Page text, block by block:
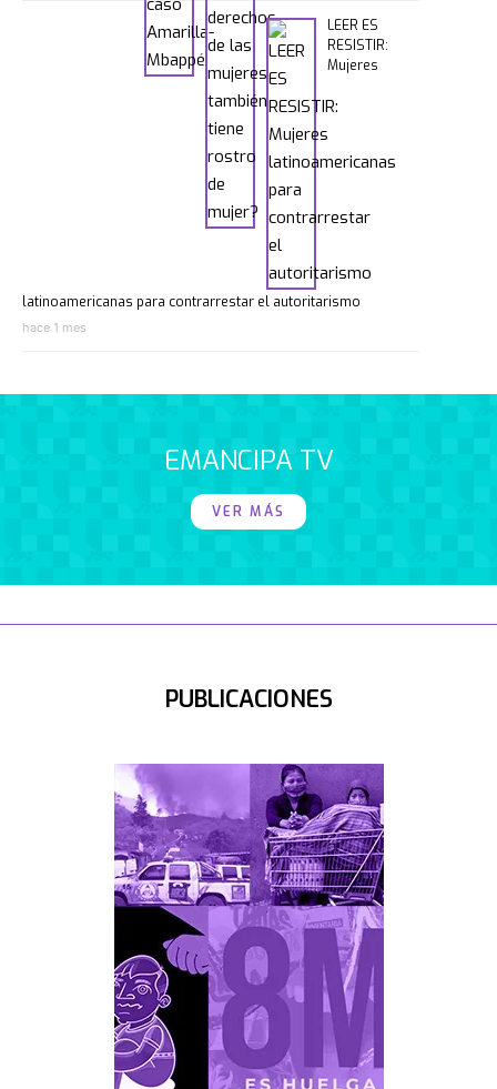
LEER ES
RESISTIR:
Mujeres
latinoamericanas para contrarrestar el autoritarismo
hace 1 mes
EMANCIPA TV
VER MÁS
PUBLICACIONES